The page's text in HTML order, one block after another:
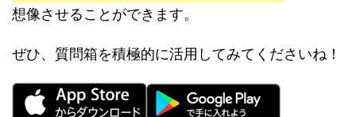
想像させることができます。
ぜひ、質問箱を積極的に活用してみてくださいね！